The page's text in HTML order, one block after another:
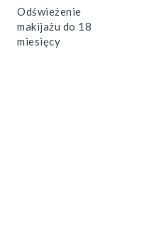
Odświeżenie
makijażu do 18
miesięcy